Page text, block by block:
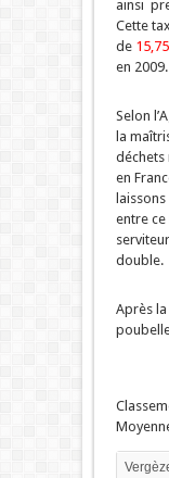
ainsi
Cette
de
en 2009.
Selon
la
déchets
en
entre
double.
Après